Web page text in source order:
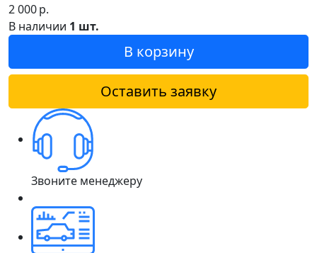
2 000р.
В наличии 1 шт.
В корзину
Оставить заявку
Звоните менеджеру